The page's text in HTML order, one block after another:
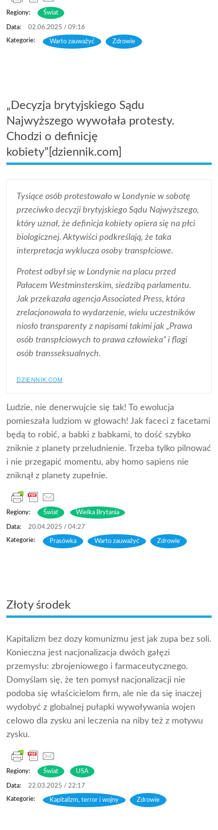
Regiony: Świat
02.06.2025 / 09:16
Warto zauważyć , Zdrowie
„Decyzja brytyjskiego Sądu
Najwyższego wywołała protesty.
Chodzi o definicję
kobiety”[dziennik.com]
Tysiące osób protestowało w Londynie w sobotę
przeciwko decyzji brytyjskiego Sądu Najwyższego,
który uznał, że definicja kobiety opiera się na płci
biologicznej. Aktywiści podkreślają, że taka
interpretacja wyklucza osoby transpłciowe.
Protest odbył się w Londynie na placu przed
Pałacem Westminsterskim, siedzibą parlamentu.
Jak przekazała agencja Associated Press, która
zrelacjonowała to wydarzenie, wielu uczestników
niosło transparenty z napisami takimi jak „Prawa
osób transpłciowych to prawa człowieka” i flagi
osób transseksualnych.
DZIENNIK.COM
Ludzie, nie denerwujcie się tak! To ewolucja
pomieszała ludziom w głowach! Jak faceci z facetami
będą to robić, a babki z babkami, to dość szybko
zniknie z planety przeludnienie. Trzeba tylko pilnować
i nie przegapić momentu, aby homo sapiens nie
zniknął z planety zupełnie.
Regiony: Świat Wielka Brytania
20.04.2025 / 04:27
Prasówka , Warto zauważyć , Zdrowie
Złoty środek
Kapitalizm bez dozy komunizmu jest jak zupa bez soli.
Konieczna jest nacjonalizacja dwóch gałęzi
przemysłu: zbrojeniowego i farmaceutycznego.
Domyślam się, że ten pomysł nacjonalizacji nie
podoba się właścicielom firm, ale nie da się inaczej
wydobyć z globalnej pułapki wywoływania wojen
celowo dla zysku ani leczenia na niby też z motywu
zysku.
Regiony: Świat USA
22.03.2025 / 22:17
Kapitalizm, terror i wojny , Zdrowie